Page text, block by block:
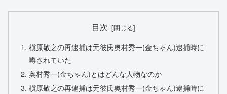
目次
槇原敬之の再逮捕は元彼氏奥村秀一(金ちゃん)逮捕時に
噂されていた
奥村秀一(金ちゃん)とはどんな人物なのか
槇原敬之の再逮捕は元彼氏奥村秀一(金ちゃん)逮捕時に